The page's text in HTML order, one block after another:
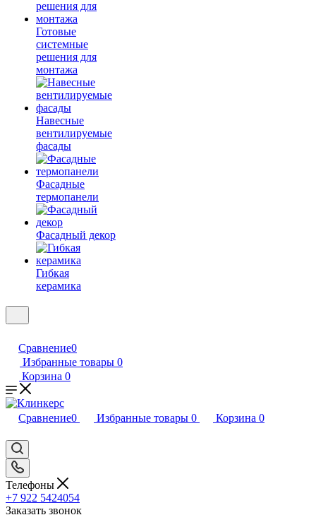
Готовые
системные
решения для
монтажа
Навесные
вентилируемые
фасады
Фасадные
термопанели
Фасадный декор
Гибкая
керамика
Сравнение0
Избранные товары 0
Корзина 0
Сравнение0 Избранные товары 0 Корзина 0
Телефоны
+7 922 5424054
Заказать звонок